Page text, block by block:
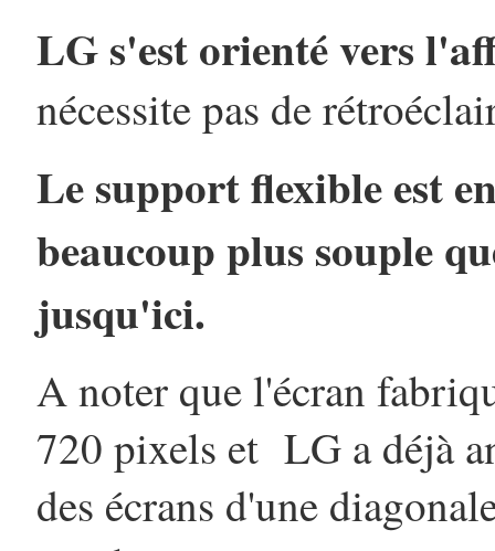
LG s'est orienté vers
nécessite pas de
Le support flexible est
beaucoup plus souple
jusqu'ici.
A noter que l'écran
720 pixels et LG a déjà
des écrans d'une